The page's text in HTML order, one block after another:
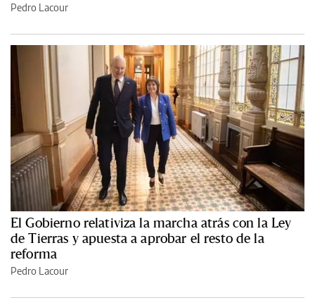
Pedro Lacour
El Gobierno relativiza la marcha atrás con la Ley
de Tierras y apuesta a aprobar el resto de la
reforma
Pedro Lacour